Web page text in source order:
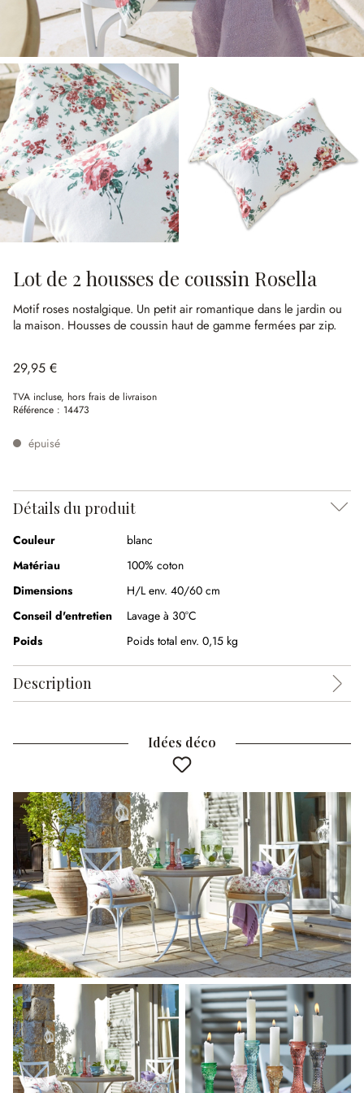
Lot de 2 housses de coussin Rosella
Motif roses nostalgique. Un petit air romantique dans le jardin ou
la maison. Housses de coussin haut de gamme fermées par zip.
29,95 €
TVA incluse, hors frais de livraison
Référence : 14473
épuisé
Détails du produit
Couleur
blanc
Matériau
100% coton
Dimensions
H/L env. 40/60 cm
Conseil d'entretien
Lavage à 30°C
Poids
Poids total env. 0,15 kg
Description
Idées déco